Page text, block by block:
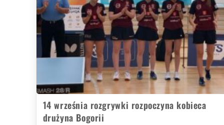
14 września rozgrywki rozpoczyna kobieca
drużyna Bogorii